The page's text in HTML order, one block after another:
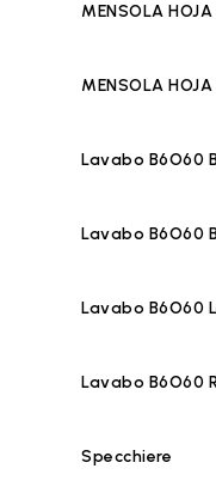
MENSOLA
MENSOLA HOJA
Lavabo B6O60
Lavabo B6O60
Lavabo B6O60
Lavabo B6O60
Specchiere